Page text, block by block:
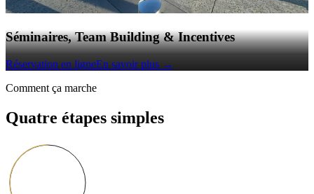
Séminaires, Team Building & Incentives
Réservation en ligneEn savoir plus →
Comment ça marche
Quatre étapes simples